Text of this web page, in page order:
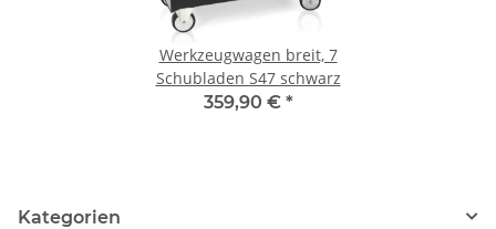
Werkzeugwagen breit, 7
Schubladen S47 schwarz
359,90 € *
Kategorien